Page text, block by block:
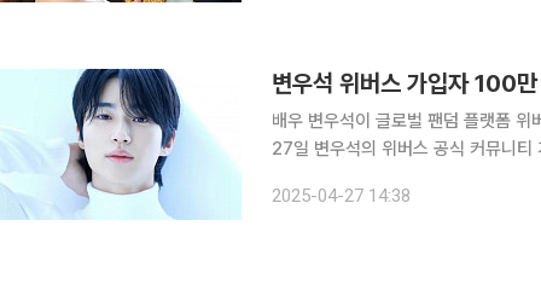
변우석 위버스 가입자 100
배우 변우석이 글로벌 팬덤 플랫폼
27일 변우석의 위버스 공식 커뮤니티 가입자는 100
기염을 토하기도 했다. 이후 1년도 안
2025-04-27 14:38